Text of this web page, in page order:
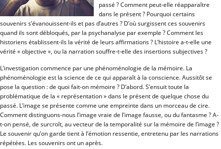
passé ? Comment peut-elle réapparaître
dans le présent ? Pourquoi certains
souvenirs s’évanouissent-ils et pas d’autres ? D’où surgissent ces souvenirs
quand ils sont débloqués, par la psychanalyse par exemple ? Comment les
historiens établissent-ils la vérité de leurs affirmations ? L’histoire a-t-elle une
vérité « objective », ou la narration souffre-t-elle des insertions subjectives ?
L’investigation commence par une phénoménologie de la mémoire. La
phénoménologie est la science de ce qui apparaît à la conscience. Aussitôt se
pose la question : de quoi fait-on mémoire ? D’abord. S’ensuit toute la
problématique de la « représentation » dans le présent de quelque chose du
passé. L’image se présente comme une empreinte dans un morceau de cire.
Comment distinguons-nous l’image vraie de l’image fausse, ou du fantasme ? A-
t-on pensé, de surcroît, au vecteur de la temporalité sur la mémoire de l’image ?
Le souvenir qu’on garde tient à l’émotion ressentie, entretenu par les narrations
répétées. Les souvenirs ont un après.